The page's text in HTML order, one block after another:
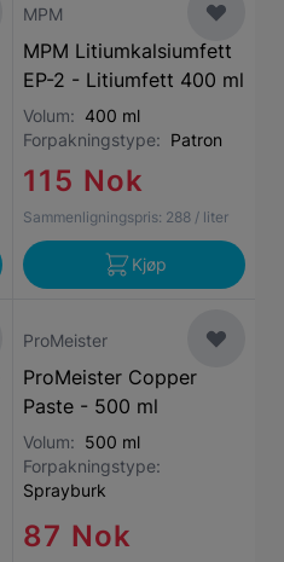
MPM
MPM Litiumkalsiumfett
EP-2 - Litiumfett 400 ml
Volum: 400 ml
Forpakningstype: Patron
115 Nok
Sammenligningspris: 288 / liter
Kjøp
ProMeister
ProMeister Copper
Paste - 500 ml
Volum: 500 ml
Forpakningstype:
Sprayburk
87 Nok